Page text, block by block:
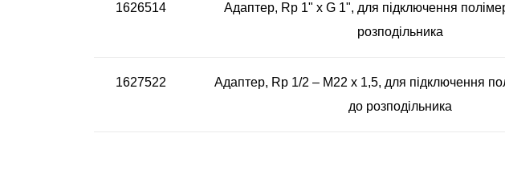
1626514
Адаптер, Rp 1" x G 1", для підключення
розподільника
1627522
Адаптер, Rp 1/2 – M22 x 1,5, для підключення
до розподільника